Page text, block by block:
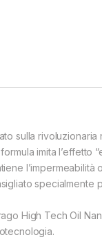
sulla
imita l’effetto
specialmente
High Tech Oil